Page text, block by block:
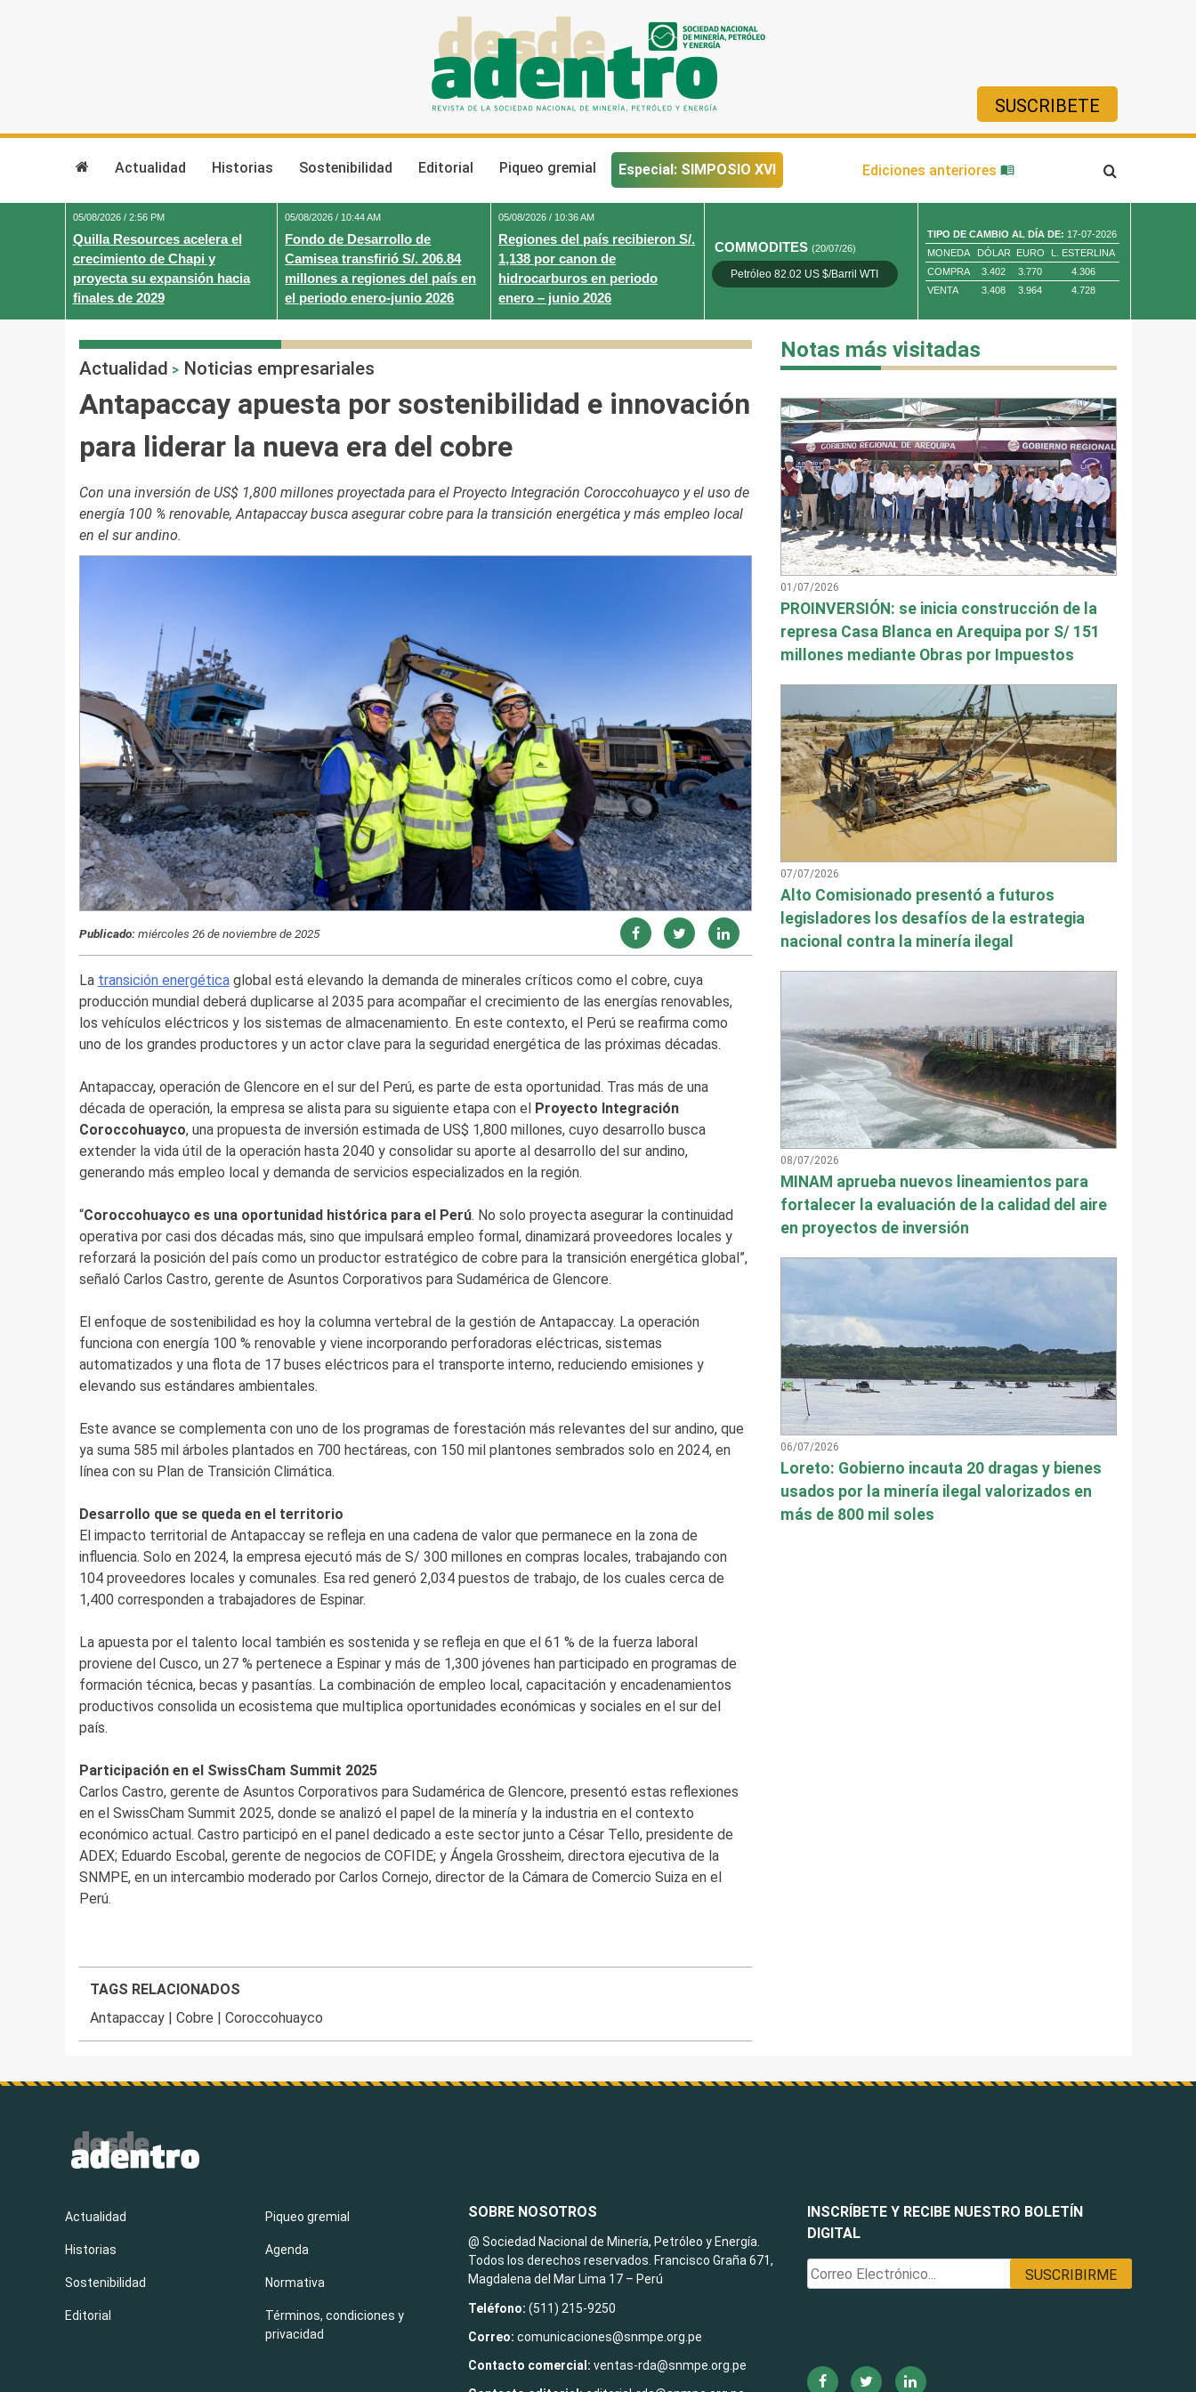
SUSCRIBETE
Actualidad Historias Sostenibilidad Editorial Piqueo gremial Especial: SIMPOSIO XVI Ediciones anteriores
05/08/2026 / 2:56 PM
Quilla Resources acelera el
crecimiento de Chapi y
proyecta su expansión hacia
finales de 2029
05/08/2026 / 10:44 AM
Fondo de Desarrollo de
Camisea transfirió S/. 206.84
millones a regiones del país en
el periodo enero-junio 2026
05/08/2026 / 10:36 AM
Regiones del país recibieron S/.
1,138 por canon de
hidrocarburos en periodo
enero – junio 2026
COMMODITES(20/07/26)
Petróleo 82.02 US $/Barril WTI Oro 4,010.80 US $/ Oz. Tr.
TIPO DE CAMBIO AL DÍA DE: 17-07-2026
MONEDA
DÓLAR EURO
L. ESTERLINA
COMPRA
3.402 3.770
4.306
VENTA
3.408 3.964 4.728
Actualidad > Noticias empresariales
Antapaccay apuesta por sostenibilidad e innovación
para liderar la nueva era del cobre
Con una inversión de US$ 1,800 millones proyectada para el Proyecto Integración Coroccohuayco y el uso de
energía 100 % renovable, Antapaccay busca asegurar cobre para la transición energética y más empleo local
en el sur andino.
Publicado:miércoles 26 de noviembre de 2025
La transición energéticaglobal está elevando la demanda de minerales críticos como el cobre, cuya
producción mundial deberá duplicarse al 2035 para acompañar el crecimiento de las energías renovables,
los vehículos eléctricos y los sistemas de almacenamiento. En este contexto, el Perú se reafirma como
uno de los grandes productores y un actor clave para la seguridad energética de las próximas décadas.
Antapaccay, operación de Glencore en el sur del Perú, es parte de esta oportunidad. Tras más de una
década de operación, la empresa se alista para su siguiente etapa con el
Proyecto Integración
Coroccohuayco, una propuesta de inversión estimada de US$ 1,800 millones, cuyo desarrollo busca
extender la vida útil de la operación hasta 2040 y consolidar su aporte al desarrollo del sur andino,
generando más empleo local y demanda de servicios especializados en la región.
“Coroccohuayco es una oportunidad histórica para el Perú. No solo proyecta asegurar la continuidad
operativa por casi dos décadas más, sino que impulsará empleo formal, dinamizará proveedores locales y
reforzará la posición del país como un productor estratégico de cobre para la transición energética global”,
señaló Carlos Castro, gerente de Asuntos Corporativos para Sudamérica de Glencore.
El enfoque de sostenibilidad es hoy la columna vertebral de la gestión de Antapaccay. La operación
funciona con energía 100 % renovable y viene incorporando perforadoras eléctricas, sistemas
automatizados y una flota de 17 buses eléctricos para el transporte interno, reduciendo emisiones y
elevando sus estándares ambientales.
Este avance se complementa con uno de los programas de forestación más relevantes del sur andino, que
ya suma 585 mil árboles plantados en 700 hectáreas, con 150 mil plantones sembrados solo en 2024, en
línea con su Plan de Transición Climática.
Desarrollo que se queda en el territorio
El impacto territorial de Antapaccay se refleja en una cadena de valor que permanece en la zona de
influencia. Solo en 2024, la empresa ejecutó más de S/ 300 millones en compras locales, trabajando con
104 proveedores locales y comunales. Esa red generó 2,034 puestos de trabajo, de los cuales cerca de
1,400 corresponden a trabajadores de Espinar.
La apuesta por el talento local también es sostenida y se refleja en que el 61 % de la fuerza laboral
proviene del Cusco, un 27 % pertenece a Espinar y más de 1,300 jóvenes han participado en programas de
formación técnica, becas y pasantías. La combinación de empleo local, capacitación y encadenamientos
productivos consolida un ecosistema que multiplica oportunidades económicas y sociales en el sur del
país.
Participación en el SwissCham Summit 2025
Carlos Castro, gerente de Asuntos Corporativos para Sudamérica de Glencore, presentó estas reflexiones
en el SwissCham Summit 2025, donde se analizó el papel de la minería y la industria en el contexto
económico actual. Castro participó en el panel dedicado a este sector junto a César Tello, presidente de
ADEX; Eduardo Escobal, gerente de negocios de COFIDE; y Ángela Grossheim, directora ejecutiva de la
SNMPE, en un intercambio moderado por Carlos Cornejo, director de la Cámara de Comercio Suiza en el
Perú.
TAGS RELACIONADOS
Antapaccay |Cobre |Coroccohuayco
Notas más visitadas
01/07/2026
PROINVERSIÓN: se inicia construcción de la
represa Casa Blanca en Arequipa por S/ 151
millones mediante Obras por Impuestos
07/07/2026
Alto Comisionado presentó a futuros
legisladores los desafíos de la estrategia
nacional contra la minería ilegal
08/07/2026
MINAM aprueba nuevos lineamientos para
fortalecer la evaluación de la calidad del aire
en proyectos de inversión
06/07/2026
Loreto: Gobierno incauta 20 dragas y bienes
usados por la minería ilegal valorizados en
más de 800 mil soles
INSCRÍBETE Y RECIBE NUESTRO BOLETÍN
DIGITAL
Actualidad
Historias
Sostenibilidad
Editorial
Piqueo gremial
Agenda
Normativa
Términos, condiciones y
privacidad
SOBRE NOSOTROS
@ Sociedad Nacional de Minería, Petróleo y Energía.
Todos los derechos reservados. Francisco Graña 671,
Magdalena del Mar Lima 17 – Perú
Teléfono: (511) 215-9250
Correo:comunicaciones@snmpe.org.pe
Contacto comercial: ventas-rda@snmpe.org.pe